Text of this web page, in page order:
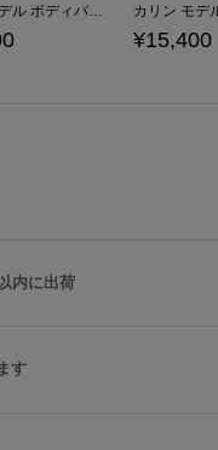
カリン モデル ボディバッグ ブルーアーカイブ -Blue Archive-
¥15,400
内に出荷
す